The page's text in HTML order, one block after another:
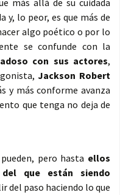
más allá de su cuidada
y, lo peor, es que más de
algo poético o por lo
se confunde con la
con sus actores,
Jackson Robert
y más conforme avanza
que tenga no deja de
pero hasta ellos
que están siendo
del paso haciendo lo que